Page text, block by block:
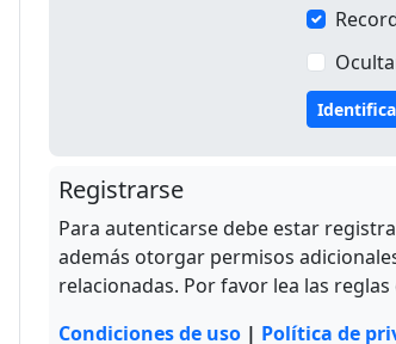
Registrarse
Para autenticarse debe estar
además otorgar permisos
relacionadas. Por favor lea las
Condiciones de uso | Política de